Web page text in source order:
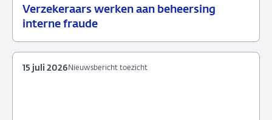
Verzekeraars werken aan beheersing
interne fraude
24
Nieuwsbericht
Nieuwsbericht toezicht
15 juli 2026